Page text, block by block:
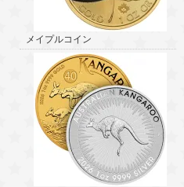
メイプルコイン